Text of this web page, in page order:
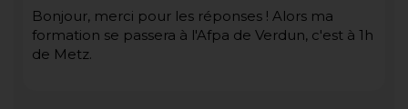
Bonjour, merci pour les réponses ! Alors ma
formation se passera à l'Afpa de Verdun, c'est à 1h
de Metz.